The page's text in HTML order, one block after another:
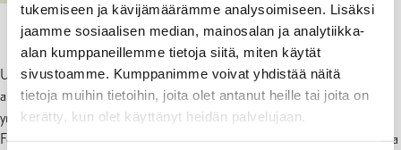
tukemiseen ja kävijämäärämme analysoimiseen. Lisäksi
jaamme sosiaalisen median, mainosalan ja analytiikka-
alan kumppaneillemme tietoja siitä, miten käytät
sivustoamme. Kumppanimme voivat yhdistää näitä
tietoja muihin tietoihin, joita olet antanut heille tai joita on
kerätty, kun olet käyttänyt heidän palvelujaan.
Uuden Fokuksen rakennustyömaa etenee. Työ tulee kesäkuukausien
aikana vaikuttamaan liikennejärjestelyihin Keskuskadulla ja
ympäristössä. Täyttötyöt Fokuksen sokkelin ympärillä vaatii
Forsströminkadun (Fokuksen ja Latvalan välinen katualue) sulkemista